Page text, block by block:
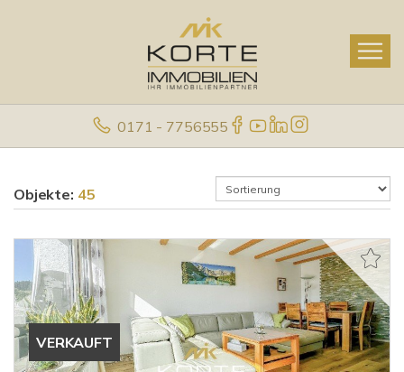
0171 - 7756555
Objekte: 45
VERKAUFT